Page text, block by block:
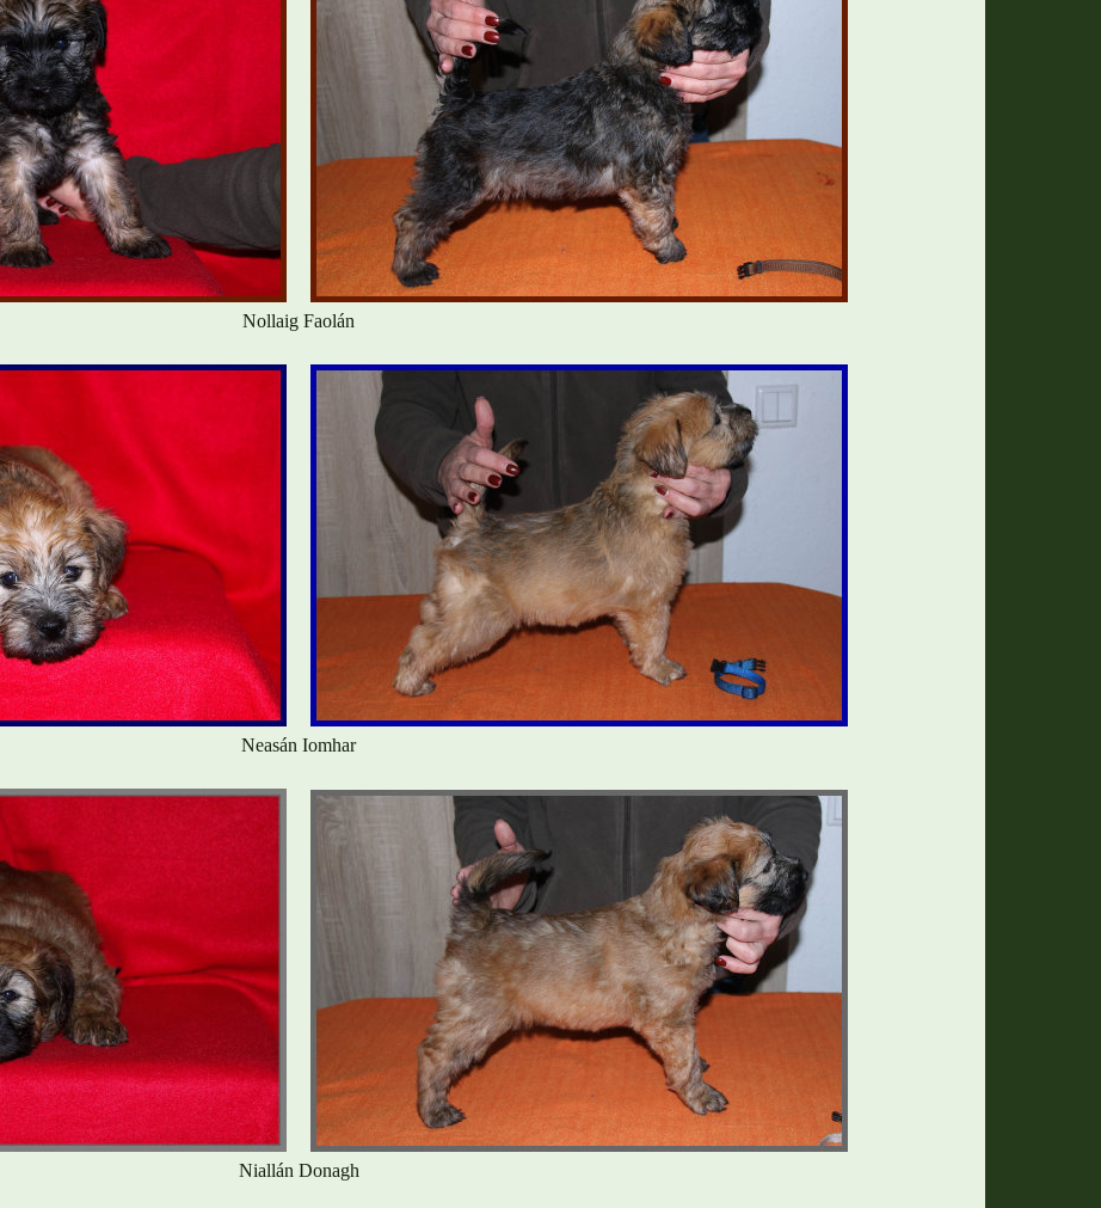
Nollaig Faolán
Neasán Iomhar
Niallán Donagh